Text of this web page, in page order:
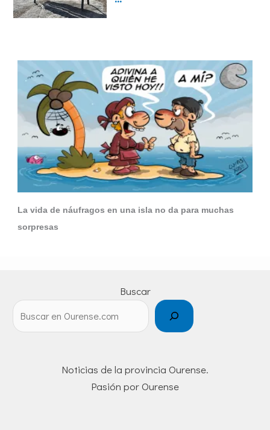
La vida de náufragos en una isla no da para muchas
sorpresas
Buscar
Noticias de la provincia Ourense.
Pasión por Ourense